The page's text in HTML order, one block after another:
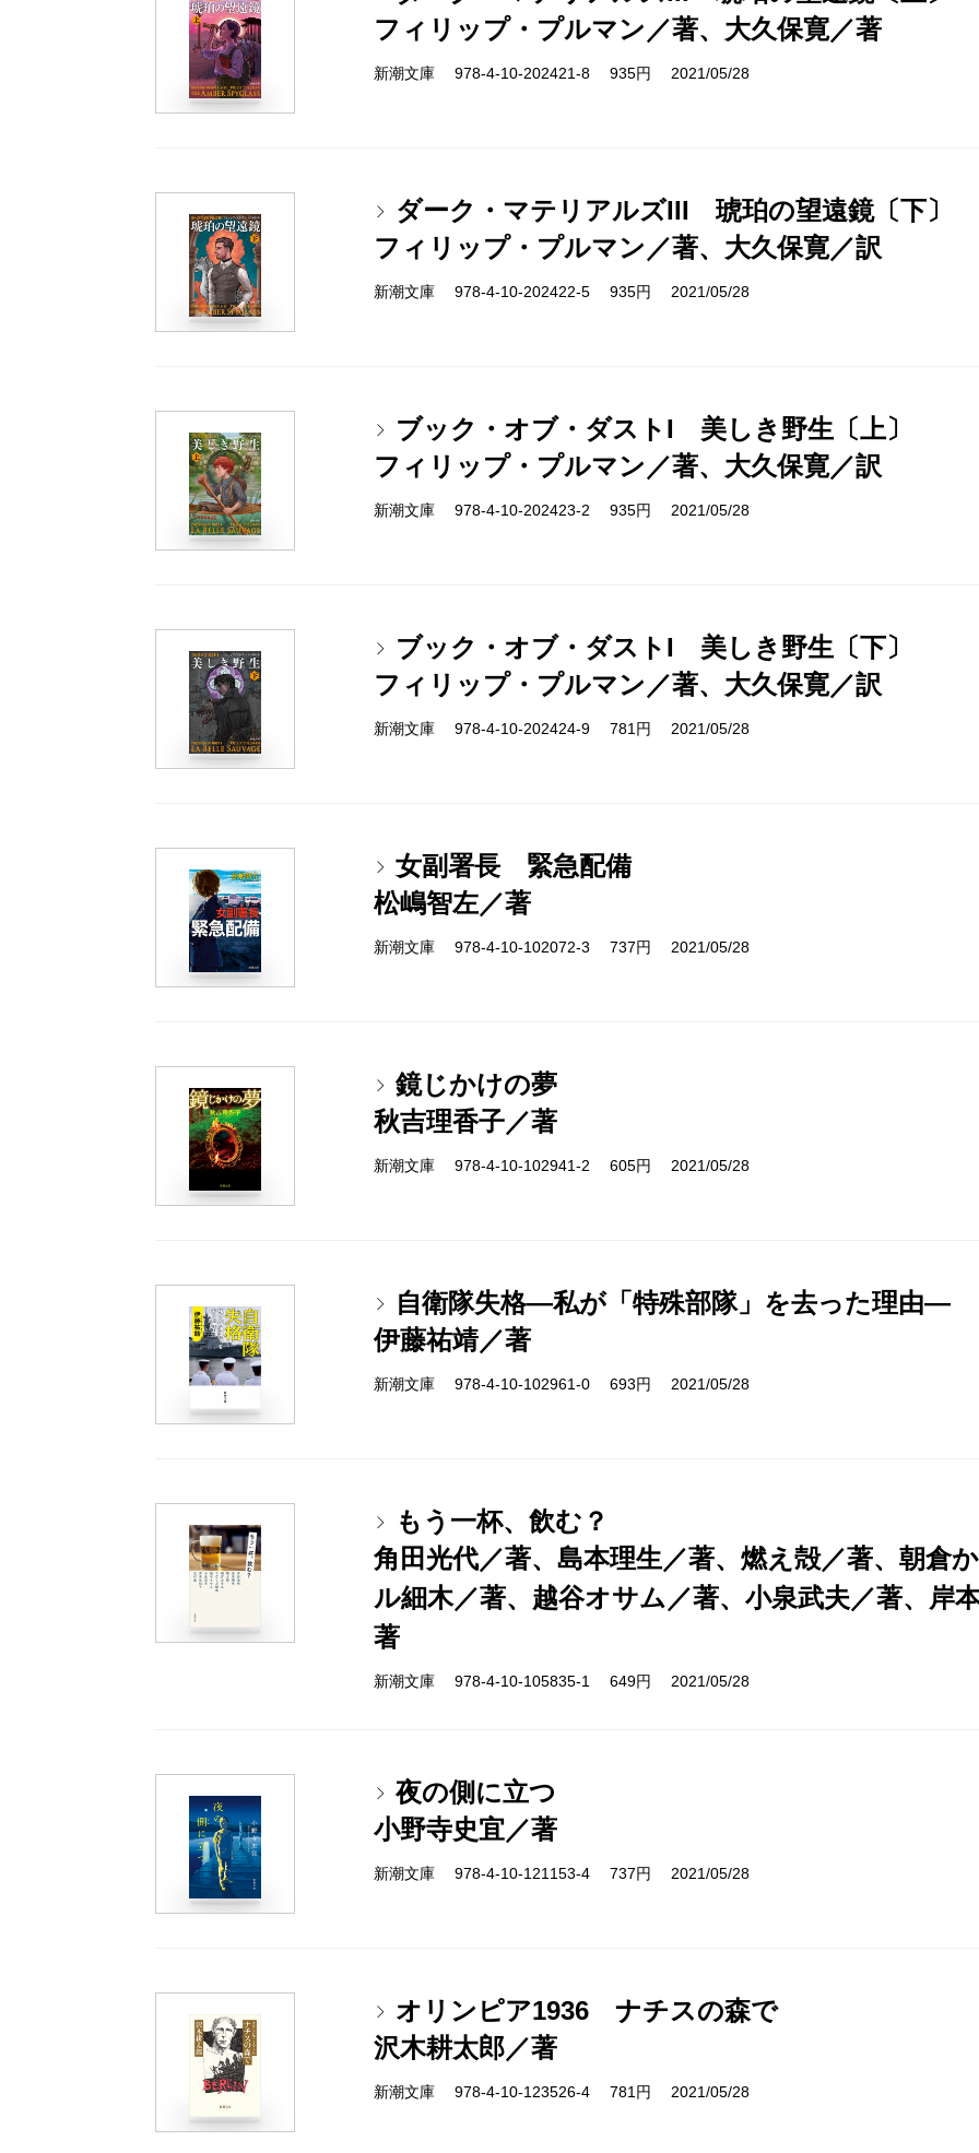
フィリップ・プルマン／著、大久保寛／著
新潮文庫 978-4-10-202421-8 935円 2021/05/28
ダーク・マテリアルズIII 琥珀の望遠鏡〔下〕
フィリップ・プルマン／著、大久保寛／訳
新潮文庫 978-4-10-202422-5 935円 2021/05/28
ブック・オブ・ダストI 美しき野生〔上〕
フィリップ・プルマン／著、大久保寛／訳
新潮文庫 978-4-10-202423-2 935円 2021/05/28
ブック・オブ・ダストI 美しき野生〔下〕
フィリップ・プルマン／著、大久保寛／訳
新潮文庫 978-4-10-202424-9 781円 2021/05/28
女副署長 緊急配備
松嶋智左／著
新潮文庫 978-4-10-102072-3 737円 2021/05/28
鏡じかけの夢
秋吉理香子／著
新潮文庫 978-4-10-102941-2 605円 2021/05/28
自衛隊失格―私が「特殊部隊」を去った理由―
伊藤祐靖／著
新潮文庫 978-4-10-102961-0 693円 2021/05/28
もう一杯、飲む？
角田光代／著、島本理生／著、燃え殻／著、朝倉
ル細木／著、越谷オサム／著、小泉武夫／著、岸
著
新潮文庫 978-4-10-105835-1 649円 2021/05/28
夜の側に立つ
小野寺史宜／著
新潮文庫 978-4-10-121153-4 737円 2021/05/28
オリンピア1936 ナチスの森で
沢木耕太郎／著
新潮文庫 978-4-10-123526-4 781円 2021/05/28